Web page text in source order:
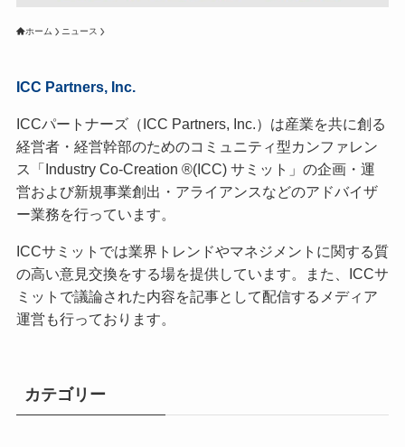
ホーム ニュース
ICC Partners, Inc.
ICCパートナーズ（ICC Partners, Inc.）は産業を共に創る
経営者・経営幹部のためのコミュニティ型カンファレン
ス「Industry Co-Creation ®(ICC) サミット」の企画・運
営および新規事業創出・アライアンスなどのアドバイザ
ー業務を行っています。
ICCサミットでは業界トレンドやマネジメントに関する質
の高い意見交換をする場を提供しています。また、ICCサ
ミットで議論された内容を記事として配信するメディア
運営も行っております。
カテゴリー